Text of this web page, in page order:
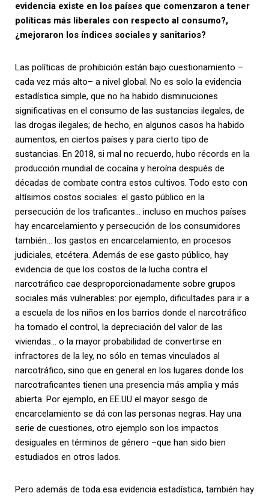
evidencia existe en los países que comenzaron a tener
políticas más liberales con respecto al consumo?,
¿mejoraron los índices sociales y sanitarios?
Las políticas de prohibición están bajo cuestionamiento –
cada vez más alto– a nivel global. No es solo la evidencia
estadística simple, que no ha habido disminuciones
significativas en el consumo de las sustancias ilegales, de
las drogas ilegales; de hecho, en algunos casos ha habido
aumentos, en ciertos países y para cierto tipo de
sustancias. En 2018, si mal no recuerdo, hubo récords en la
producción mundial de cocaína y heroína después de
décadas de combate contra estos cultivos. Todo esto con
altísimos costos sociales: el gasto público en la
persecución de los traficantes… incluso en muchos países
hay encarcelamiento y persecución de los consumidores
también… los gastos en encarcelamiento, en procesos
judiciales, etcétera. Además de ese gasto público, hay
evidencia de que los costos de la lucha contra el
narcotráfico cae desproporcionadamente sobre grupos
sociales más vulnerables: por ejemplo, dificultades para ir a
a escuela de los niños en los barrios donde el narcotráfico
ha tomado el control, la depreciación del valor de las
viviendas… o la mayor probabilidad de convertirse en
infractores de la ley, no sólo en temas vinculados al
narcotráfico, sino que en general en los lugares donde los
narcotraficantes tienen una presencia más amplia y más
abierta. Por ejemplo, en EE.UU el mayor sesgo de
encarcelamiento se dá con las personas negras. Hay una
serie de cuestiones, otro ejemplo son los impactos
desiguales en términos de género –que han sido bien
estudiados en otros lados.
Pero además de toda esa evidencia estadística, también hay